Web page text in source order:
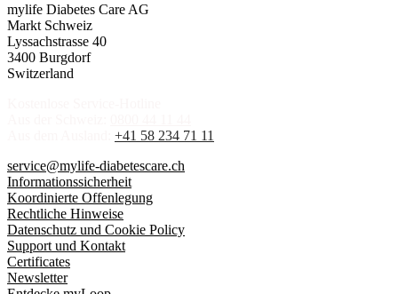
mylife Diabetes Care AG
Markt Schweiz
Lyssachstrasse 40
3400 Burgdorf
Switzerland
+41 58 234 71 11
service@mylife-diabetescare.ch
Informationssicherheit
Koordinierte Offenlegung
Rechtliche Hinweise
Datenschutz und Cookie Policy
Support und Kontakt
Certificates
Newsletter